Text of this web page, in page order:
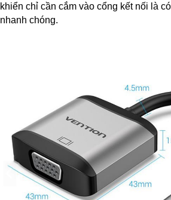
khiển chỉ cần cắm vào cổng kết nối là
nhanh chóng.